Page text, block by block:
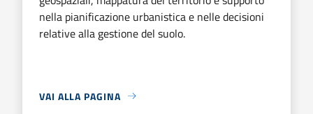
nella pianificazione urbanistica e nelle decisioni
relative alla gestione del suolo.
VAI ALLA PAGINA